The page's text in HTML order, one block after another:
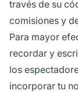
través de su
comisiones y
Para mayor
recordar y
los
incorporar tu